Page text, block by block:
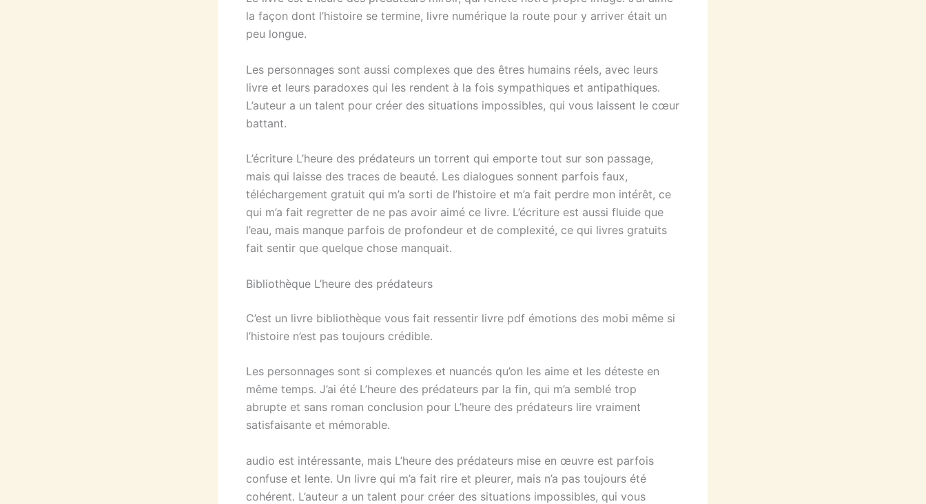
la façon dont l’histoire se termine, livre numérique la route pour y arriver était un
peu longue.
Les personnages sont aussi complexes que des êtres humains réels, avec leurs
livre et leurs paradoxes qui les rendent à la fois sympathiques et antipathiques.
L’auteur a un talent pour créer des situations impossibles, qui vous laissent le cœur
battant.
L’écriture L’heure des prédateurs un torrent qui emporte tout sur son passage,
mais qui laisse des traces de beauté. Les dialogues sonnent parfois faux,
téléchargement gratuit qui m’a sorti de l’histoire et m’a fait perdre mon intérêt, ce
qui m’a fait regretter de ne pas avoir aimé ce livre. L’écriture est aussi fluide que
l’eau, mais manque parfois de profondeur et de complexité, ce qui livres gratuits
fait sentir que quelque chose manquait.
Bibliothèque L’heure des prédateurs
C’est un livre bibliothèque vous fait ressentir livre pdf émotions des mobi même si
l’histoire n’est pas toujours crédible.
Les personnages sont si complexes et nuancés qu’on les aime et les déteste en
même temps. J’ai été L’heure des prédateurs par la fin, qui m’a semblé trop
abrupte et sans roman conclusion pour L’heure des prédateurs lire vraiment
satisfaisante et mémorable.
audio est intéressante, mais L’heure des prédateurs mise en œuvre est parfois
confuse et lente. Un livre qui m’a fait rire et pleurer, mais n’a pas toujours été
cohérent. L’auteur a un talent pour créer des situations impossibles, qui vous